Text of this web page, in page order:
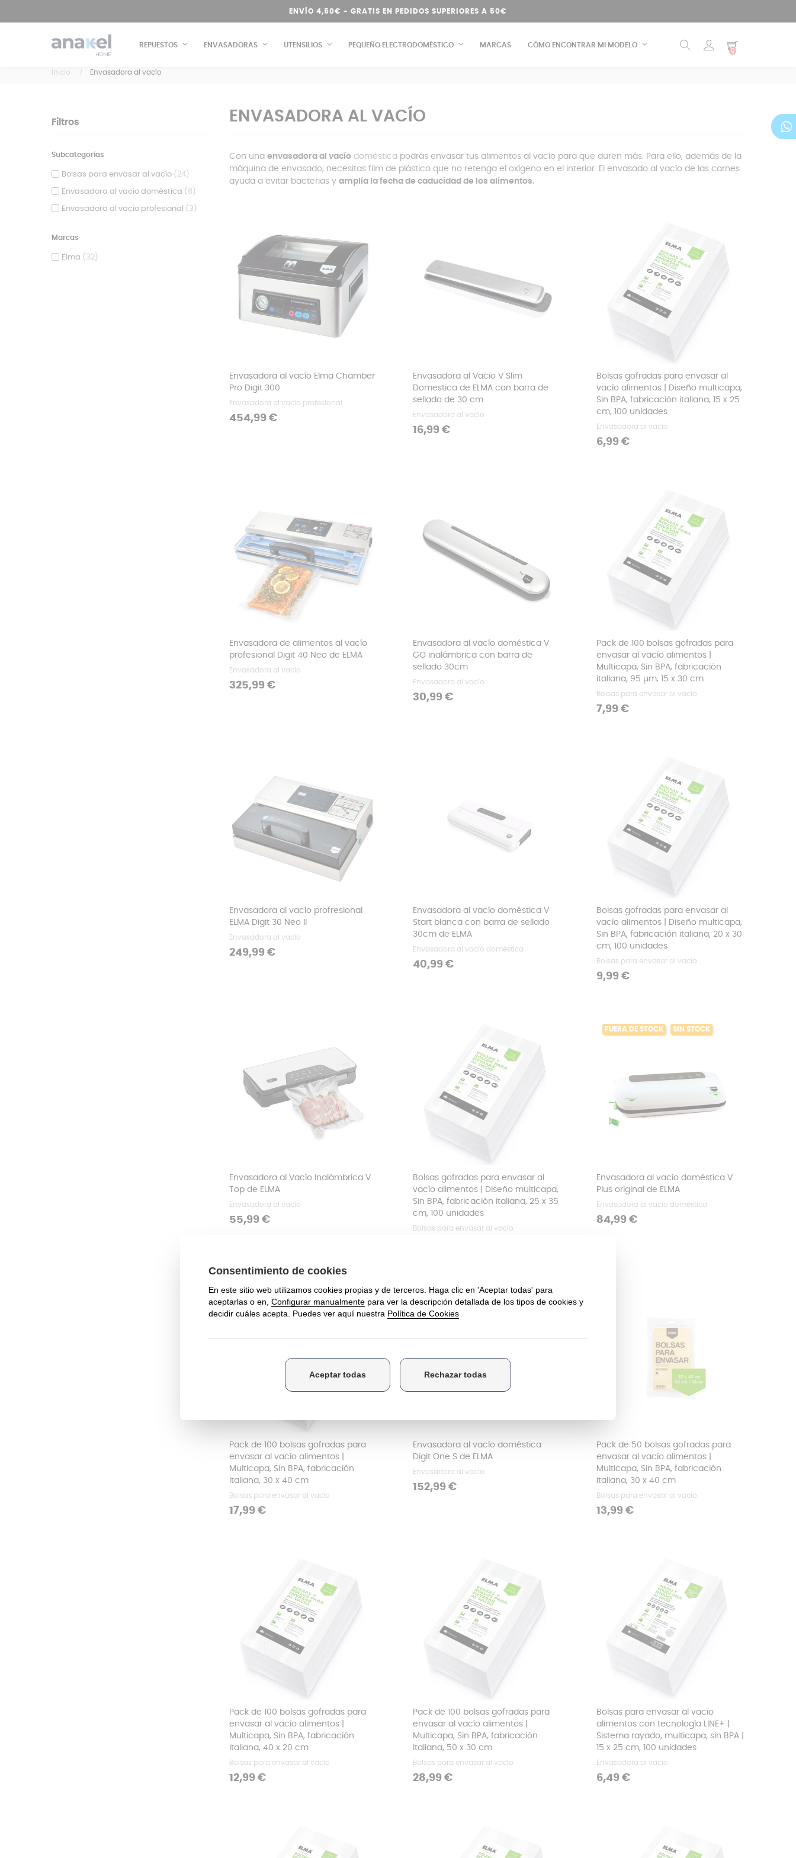
ENVÍO 4,50€ - GRATIS EN PEDIDOS SUPERIORES A 50€
REPUESTOS ENVASADORAS UTENSILIOS PEQUEÑO ELECTRODOMÉSTICO MARCAS CÓMO ENCONTRAR MI MODELO
0
Inicio Envasadora al vacío
Filtros
Subcategorías
Bolsas para envasar al vacío (24)
Envasadora al vacío doméstica (6)
Envasadora al vacío profesional (3)
Marcas
Elma (32)
ENVASADORA AL VACÍO
Con una envasadora al vacío doméstica podrás envasar tus alimentos al vacío para que duren más. Para ello, además de la
máquina de envasado, necesitas film de plástico que no retenga el oxígeno en el interior. El envasado al vacío de las carnes
ayuda a evitar bacterias y amplía la fecha de caducidad de los alimentos.
Envasadora al vacío Elma Chamber
Pro Digit 300
Envasadora al vacío profesional
Precio
454,99 €
Envasadora al Vacío V Slim
Domestica de ELMA con barra de
sellado de 30 cm
Envasadora al vacío
Precio
16,99 €
Bolsas gofradas para envasar al
vacío alimentos | Diseño multicapa,
Sin BPA, fabricación italiana, 15 x 25
cm, 100 unidades
Envasadora al vacío
Precio
6,99 €
Envasadora de alimentos al vacío
profesional Digit 40 Neo de ELMA
Envasadora al vacío
Precio
325,99 €
Envasadora al vacío doméstica V
GO inalámbrica con barra de
sellado 30cm
Envasadora al vacío
Precio
30,99 €
Pack de 100 bolsas gofradas para
envasar al vacío alimentos |
Multicapa, Sin BPA, fabricación
italiana, 95 µm, 15 x 30 cm
Bolsas para envasar al vacío
Precio
7,99 €
Envasadora al vacío profresional
ELMA Digit 30 Neo II
Envasadora al vacío
Precio
249,99 €
Envasadora al vacío doméstica V
Start blanca con barra de sellado
30cm de ELMA
Envasadora al vacío doméstica
Precio
40,99 €
Bolsas gofradas para envasar al
vacío alimentos | Diseño multicapa,
Sin BPA, fabricación italiana, 20 x 30
cm, 100 unidades
Bolsas para envasar al vacío
Precio
9,99 €
Envasadora al Vacío Inalámbrica V
Top de ELMA
Envasadora al vacío
Precio
55,99 €
Bolsas gofradas para envasar al
vacío alimentos | Diseño multicapa,
Sin BPA, fabricación italiana, 25 x 35
cm, 100 unidades
Bolsas para envasar al vacío
FUERA DE STOCK SIN STOCK
Envasadora al vacío doméstica V
Plus original de ELMA
Envasadora al vacío doméstica
Precio
84,99 €
Pack de 100 bolsas gofradas para
envasar al vacío alimentos |
Multicapa, Sin BPA, fabricación
italiana, 30 x 40 cm
Bolsas para envasar al vacío
Precio
17,99 €
Envasadora al vacío doméstica
Digit One S de ELMA
Envasadora al vacío
Precio
152,99 €
Pack de 50 bolsas gofradas para
envasar al vacío alimentos |
Multicapa, Sin BPA, fabricación
italiana, 30 x 40 cm
Bolsas para envasar al vacío
Precio
13,99 €
Pack de 100 bolsas gofradas para
envasar al vacío alimentos |
Multicapa, Sin BPA, fabricación
italiana, 40 x 20 cm
Bolsas para envasar al vacío
Precio
12,99 €
Pack de 100 bolsas gofradas para
envasar al vacío alimentos |
Multicapa, Sin BPA, fabricación
italiana, 50 x 30 cm
Bolsas para envasar al vacío
Precio
28,99 €
Bolsas para envasar al vacío
alimentos con tecnología LINE+ |
Sistema rayado, multicapa, sin BPA |
15 x 25 cm, 100 unidades
Envasadora al vacío
Precio
6,49 €